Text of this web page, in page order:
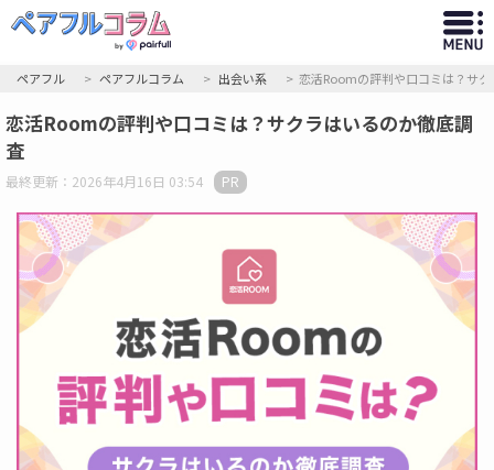
ペアフル ペアフルコラム 出会い系 恋活Roomの評判や口コミは？サ
恋活Roomの評判や口コミは？サクラはいるのか徹底調
査
最終更新：2026年4月16日 03:54